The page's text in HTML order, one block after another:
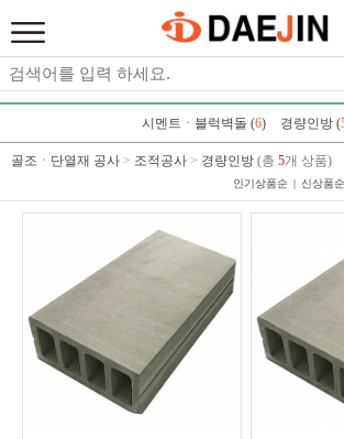
시멘트ㆍ블럭벽돌 (6) 경량인방 (
골조ㆍ단열재 공사 > 조적공사 > 경량인방 (총 5개 상품)
인기상품순 신상품순